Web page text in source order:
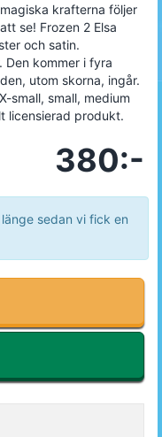
krafterna följer
se! Frozen 2 Elsa
och satin.
Den kommer i fyra
utom skorna, ingår.
small, small, medium
licensierad produkt.
380:-
sedan vi fick en